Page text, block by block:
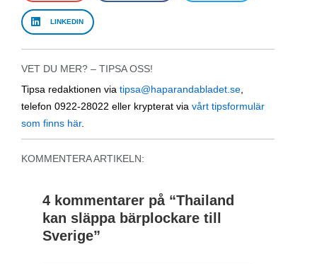
LINKEDIN
VET DU MER? – TIPSA OSS!
Tipsa redaktionen via tipsa@haparandabladet.se
telefon 0922-28022 eller krypterat via vårt tipsformulär
som finns här.
KOMMENTERA ARTIKELN:
4 kommentarer på “Thailand
kan släppa bärplockare till
Sverige”